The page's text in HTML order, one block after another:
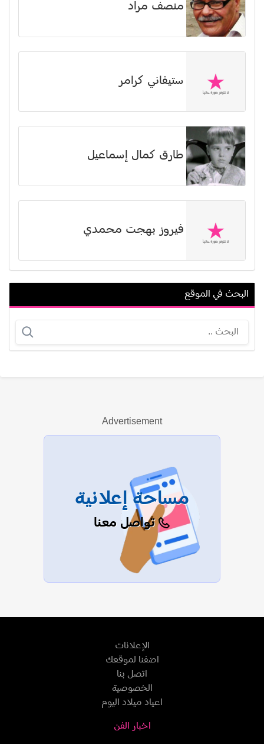
منصف مراد
ستيفاني كرامر
طارق كمال إسماعيل
فيروز بهجت محمدي
حمزة الفيلالي
عرض الكل
البحث في الموقع
Advertisement
مساحة إعلانية
تواصل معنا
الإعلانات
اضفنا لموقعك
اتصل بنا
الخصوصية
اعياد ميلاد اليوم
اخبار الفن